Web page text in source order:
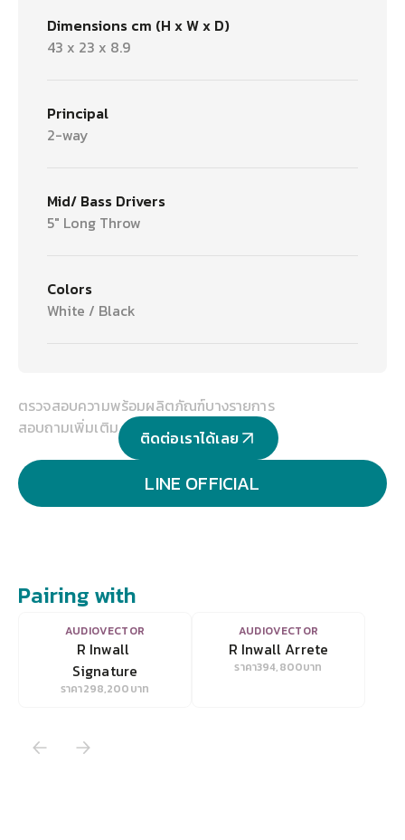
Dimensions cm (H x W x D)
43 x 23 x 8.9
Principal
2-way
Mid/ Bass Drivers
5" Long Throw
Colors
White / Black
ตรวจสอบความพร้อมผลิตภัณฑ์บางรายการ
สอบถามเพิ่มเติม
ติดต่อเราได้เลย
LINE OFFICIAL
Pairing with
VIEW
AUDIOVECTOR
R Inwall
Signature
ราคา298,200บาท
VIEW
AUDIOVECTOR
R Inwall Arrete
ราคา394,800บาท